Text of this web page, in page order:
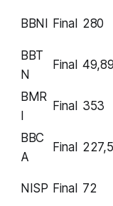
BBNI Final 280
BBT
N
Final 49,89
BMR
I
Final 353
BBC
A
Final 227,5
NISP Final 72